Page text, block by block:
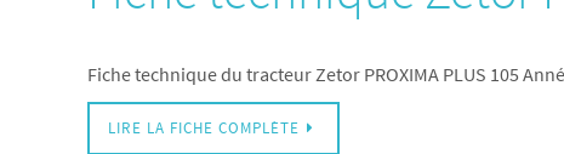
Fiche technique du tracteur Zetor PROXIMA PLUS 105
LIRE LA FICHE COMPLÈTE